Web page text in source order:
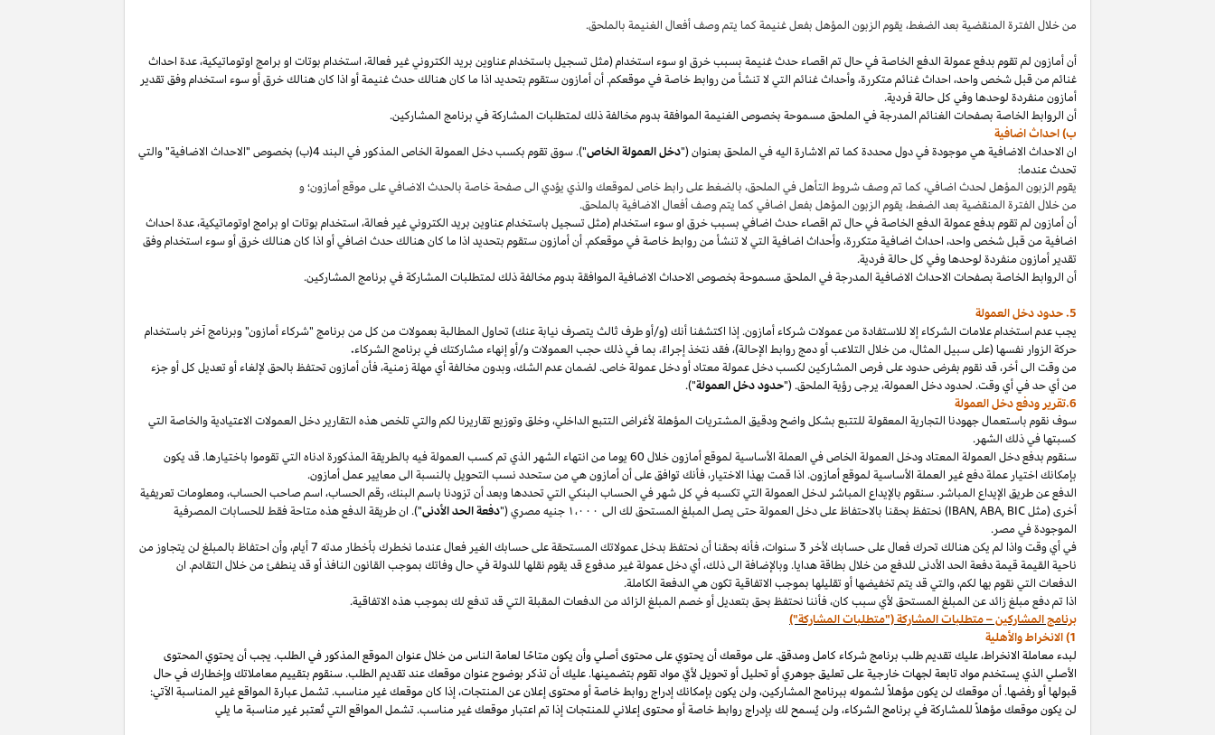
من خلال الفترة المنقضية بعد الضغط، يقوم الزبون المؤهل بفعل غنيمة كما يتم وصف أفعال الغنيمة بالملحق.
أن أمازون لم تقوم بدفع عمولة الدفع الخاصة في حال تم اقصاء حدث غنيمة بسبب خرق او سوء استخدام (مثل تسجيل باستخدام عناوين بريد الكتروني غير فعالة، استخدام بوتات او برامج اوتوماتيكية،عدة احداث
غنائم من قبل شخصواحد، احداث غنائم متكررة،وأحداث غنائم التي لا تنشأ من روابط خاصة في موقعكم. أن أمازون ستقوم بتحديد اذا ما كان هنالك حدث غنيمة أو اذا كان هنالك خرق أو سوء استخدام وفق تقدير
أمازون منفردة لوحدها وفي كل حالة فردية.
أن الروابط الخاصة بصفحات الغنائم المدرجة في الملحق مسموحة بخصوص الغنيمة الموافقة بدوم مخالفة ذلك لمتطلبات المشاركة في برنامج المشاركين.
ب) احداث اضافية
ان الاحداث الاضافية هي موجودة في دول محددة كما تم الاشارة اليه في الملحق بعنوان ("دخل العمولة الخاص
"). سوق تقوم بكسب دخل العمولة الخاص المذكور في البند 4(ب) بخصوص "الاحداث الاضافية" والتي
تحدث عندما:
يقوم الزبون المؤهل لحدث اضافي، كما تم وصف شروط التأهل في الملحق، بالضغط على رابط خاص لموقعك والذي يؤدي الى صفحة خاصة بالحدث الاضافي على موقع أمازون؛ و
من خلال الفترة المنقضية بعد الضغط، يقوم الزبون المؤهل بفعل اضافي كما يتم وصف أفعال الاضافية بالملحق.
أن أمازون لم تقوم بدفع عمولة الدفع الخاصة في حال تم اقصاء حدث اضافي بسبب خرق او سوء استخدام (مثل تسجيل باستخدام عناوين بريد الكتروني غيرفعالة، استخدام بوتات او برامج اوتوماتيكية،عدة احداث
اضافية من قبل شخصواحد، احداث اضافية متكررة،وأحداث اضافية التي لا تنشأ من روابط خاصة في موقعكم. أن أمازون ستقوم بتحديد اذا ما كان هنالك حدث اضافي أو اذا كان هنالك خرق أو سوء استخدام وفق
تقدير أمازون منفردة لوحدها وفي كل حالة فردية.
أن الروابط الخاصة بصفحات الاحداث الاضافية المدرجة في الملحق مسموحة بخصوص الاحداث الاضافية الموافقة بدوم مخالفة ذلك لمتطلبات المشاركة في برنامج المشاركين.
5. حدود دخل العمولة
يجب عدم استخدام علامات الشركاء إلا للاستفادة من عمولات شركاء أمازون. إذا اكتشفنا أنك (و/أو طرف ثالث يتصرف نيابة عنك) تحاول المطالبة بعمولات من كل من برنامج "شركاء أمازون" وبرنامج آخر باستخدام
حركة الزوار نفسها (على سبيل المثال، من خلال التلاعب أو دمج روابط الإحالة)، فقد نتخذ إجراءً، بما في ذلك حجب العمولات و/أو إنهاء مشاركتك في برنامج الشركاء.
من وقت الىأخر،قد نقوم بفرض حدود على فرص المشاركين لكسب دخل عمولة معتاد أو دخل عمولة خاص. لضمان عدم الشك،وبدون مخالفة أي مهلةزمنية،فأن أمازون تحتفظ بالحق لإلغاء أو تعديل كل أو جزء
من أي حد في أي وقت. لحدود دخل العمولة، يرجى رؤية الملحق. ("حدود دخل العمولة").
6.تقرير ودفع دخل العمولة
سوف نقوم باستعمال جهودنا التجارية المعقولة للتتبع بشكل واضح ودقيق المشتريات المؤهلة لأغراض التتبع الداخلي،وخلق وتوزيع تقاريرنا لكم والتي تلخص هذه التقارير دخل العمولات الاعتيادية والخاصة التي
كسبتها في ذلك الشهر.
سنقوم بدفع دخل العمولة المعتاد ودخل العمولة الخاص في العملة الأساسية لموقع أمازون خلال 60 يوما من انتهاء الشهر الذي تم كسب العمولة فيه بالطريقة المذكورة ادناه التي تقوموا باختيارها. قد يكون
بإمكانك اختيار عملة دفع غير العملة الأساسية لموقع أمازون. اذا قمت بهذا الاختيار،فأنك توافق على أن أمازون هي من ستحدد نسب التحويل بالنسبة الى معايير عمل أمازون.
الدفع عن طريق الإيداع المباشر. سنقوم بالإيداع المباشر لدخل العمولة التي تكسبه في كل شهر في الحساب البنكي التي تحددها وبعد أن تزودنا باسم البنك،رقم الحساب، اسم صاحب الحساب،ومعلومات تعريفية
أخرى (مثل
IBAN,ABA, BIC ) نحتفظ بحقنا بالاحتفاظ على دخل العمولة حتى يصل المبلغ المستحق لك الى ١٬٠٠٠ جنيه مصري("دفعة الحد الأدنى")
. انطريقة الدفعهذه متاحةفقط للحسابات المصرفية
الموجودةفي مصر.
في أي وقتواذا لم يكن هنالك تحرك فعال على حسابك لأخر 3 سنوات،فأنه بحقنا أن نحتفظ بدخل عمولاتك المستحقة على حسابك الغير فعالعندما نخطرك بأخطار مدته 7 أيام،وأن احتفاظ بالمبلغ لن يتجاوز من
ناحية القيمة قيمة دفعة الحد الأدنى للدفع من خلال بطاقة هدايا. وبالإضافة الىذلك،أي دخل عمولة غير مدفوع قد يقوم نقلها للدولة في حال وفاتك بموجب القانون النافذ أو قد ينطفئ من خلال التقادم. ان
الدفعات التي نقوم بها لكم،والتي قد يتم تخفيضها أو تقليلها بموجب الاتفاقية تكون هي الدفعة الكاملة.
اذا تم دفع مبلغ زائد عن المبلغ المستحق لأي سبب كان،فأننا نحتفظ بحق بتعديل أو خصم المبلغ الزائد من الدفعات المقبلة التي قد تدفع لك بموجب هذه الاتفاقية.
برنامج المشاركين – متطلبات المشاركة ("متطلبات المشاركة")
1) الانخراط والأهلية
لبدء معاملة الانخراط، عليك تقديم طلب برنامج شركاء كامل ومدقق. على موقعك أن يحتوي على محتوى أصلي وأن يكون متاحًا لعامة الناس من خلال عنوان الموقع المذكور في الطلب. يجب أن يحتوي المحتوى
الأصلي الذي يستخدم مواد تابعة لجهات خارجية على تعليق جوهري أو تحليل أو تحويل لأيّ مواد تقوم بتضمينها. عليك أن تذكر بوضوح عنوان موقعك عند تقديم الطلب. سنقوم بتقييم معاملاتك وإخطارك في حال
قبولها أو رفضها. أن موقعك لن يكون مؤهلاً لشموله ببرنامج المشاركين، ولن يكون بإمكانك إدراج روابط خاصة أو محتوى إعلان عن المنتجات، إذا كان موقعك غير مناسب. تشمل عبارة المواقع غير المناسبة الآتي:
لن يكون موقعك مؤهلاً للمشاركة في برنامج الشركاء، ولن يُسمح لك بإدراج روابط خاصة أو محتوى إعلاني للمنتجات إذا تم اعتبار موقعك غير مناسب. تشمل المواقع التي تُعتبر غير مناسبة ما يلي